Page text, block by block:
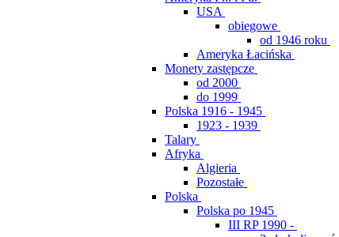
USA
obiegowe
od 1946 roku
Ameryka Łacińska
Monety zastępcze
od 2000
do 1999
Polska 1916 - 1945
1923 - 1939
Talary
Afryka
Algieria
Pozostałe
Polska
Polska po 1945
III RP 1990 -